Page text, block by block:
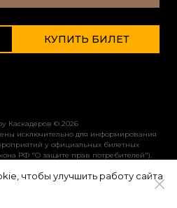
КУПИТЬ БИЛЕТ
Каскадеров © 2026
исключительно для информирования
у официальных билетных
РФ "О защите прав потребителей").
чтобы улучшить работу сайта